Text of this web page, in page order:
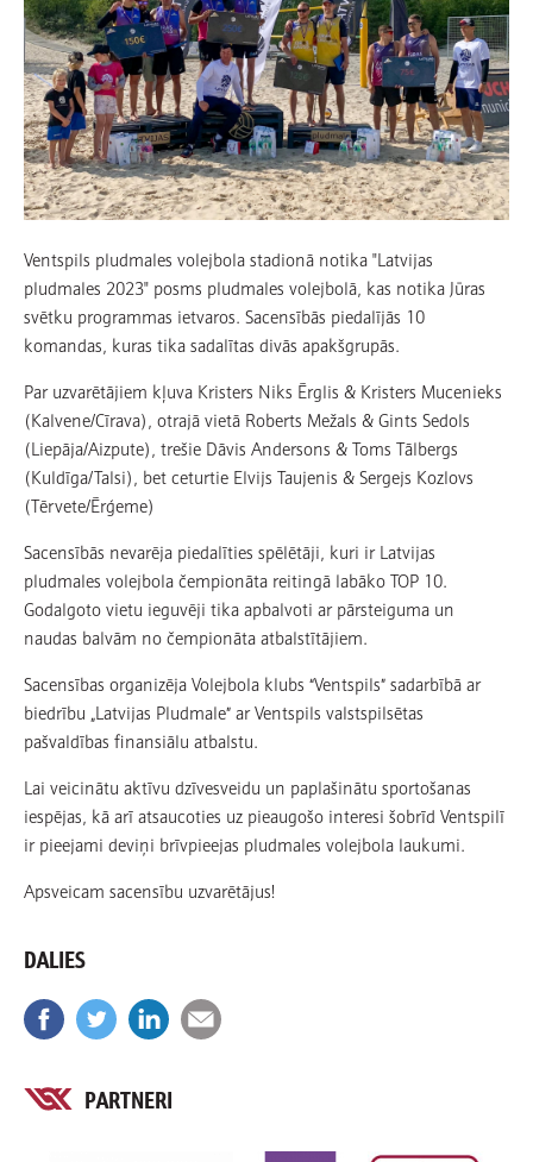
Ventspils pludmales volejbola stadionā notika "Latvijas
pludmales 2023" posms pludmales volejbolā, kas notika Jūras
svētku programmas ietvaros. Sacensībās piedalījās 10
komandas, kuras tika sadalītas divās apakšgrupās.
Par uzvarētājiem kļuva Kristers Niks Ērglis & Kristers Mucenieks
(Kalvene/Cīrava), otrajā vietā Roberts Mežals & Gints Sedols
(Liepāja/Aizpute), trešie Dāvis Andersons & Toms Tālbergs
(Kuldīga/Talsi), bet ceturtie Elvijs Taujenis & Sergejs Kozlovs
(Tērvete/Ērģeme)
Sacensībās nevarēja piedalīties spēlētāji, kuri ir Latvijas
pludmales volejbola čempionāta reitingā labāko TOP 10.
Godalgoto vietu ieguvēji tika apbalvoti ar pārsteiguma un
naudas balvām no čempionāta atbalstītājiem.
Sacensības organizēja Volejbola klubs “Ventspils” sadarbībā ar
biedrību „Latvijas Pludmale” ar Ventspils valstspilsētas
pašvaldības finansiālu atbalstu.
Lai veicinātu aktīvu dzīvesveidu un paplašinātu sportošanas
iespējas, kā arī atsaucoties uz pieaugošo interesi šobrīd Ventspilī
ir pieejami deviņi brīvpieejas pludmales volejbola laukumi.
Apsveicam sacensību uzvarētājus!
DALIES
PARTNERI